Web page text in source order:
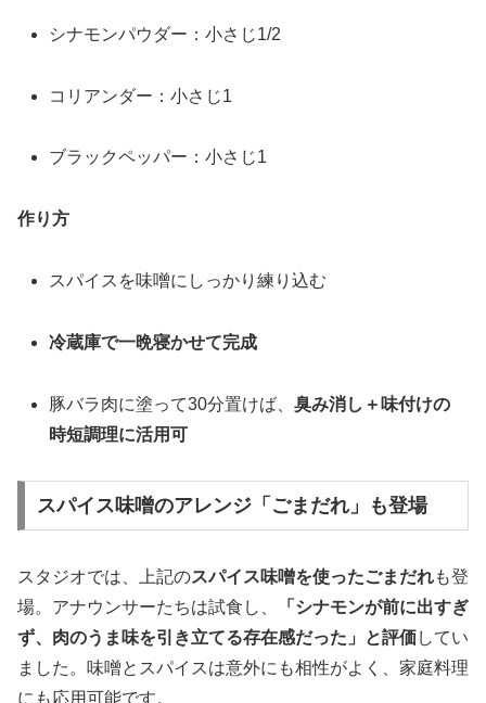
シナモンパウダー：小さじ1/2
コリアンダー：小さじ1
ブラックペッパー：小さじ1
作り方
スパイスを味噌にしっかり練り込む
冷蔵庫で一晩寝かせて完成
豚バラ肉に塗って30分置けば、臭み消し＋味付けの
時短調理に活用可
スパイス味噌のアレンジ「ごまだれ」も登場
スタジオでは、上記のスパイス味噌を使ったごまだれも登
場。アナウンサーたちは試食し、
「シナモンが前に出すぎ
ず、肉のうま味を引き立てる存在感だった」と評価してい
ました。味噌とスパイスは意外にも相性がよく、家庭料理
にも応用可能です。